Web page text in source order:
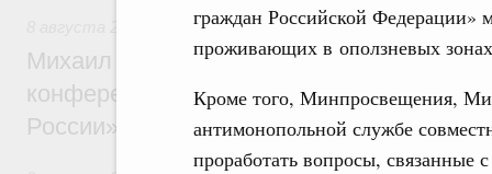
граждан Российской Федерации»
проживающих в оползневых
Кроме того, Минпросвещения,
антимонопольной службе
проработать вопросы, связанные
Отрасль информационных технологий
Михаил Мишустин дал поручения по
конференции «Цифровая индустрия
России»